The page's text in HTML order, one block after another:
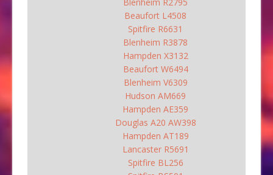
Beaufort L4508
Spitfire R6631
Blenheim R3878
Hampden X3132
Beaufort W6494
Blenheim V6309
Hudson AM669
Hampden AE359
Douglas A20 AW398
Hampden AT189
Lancaster R5691
Spitfire BL256